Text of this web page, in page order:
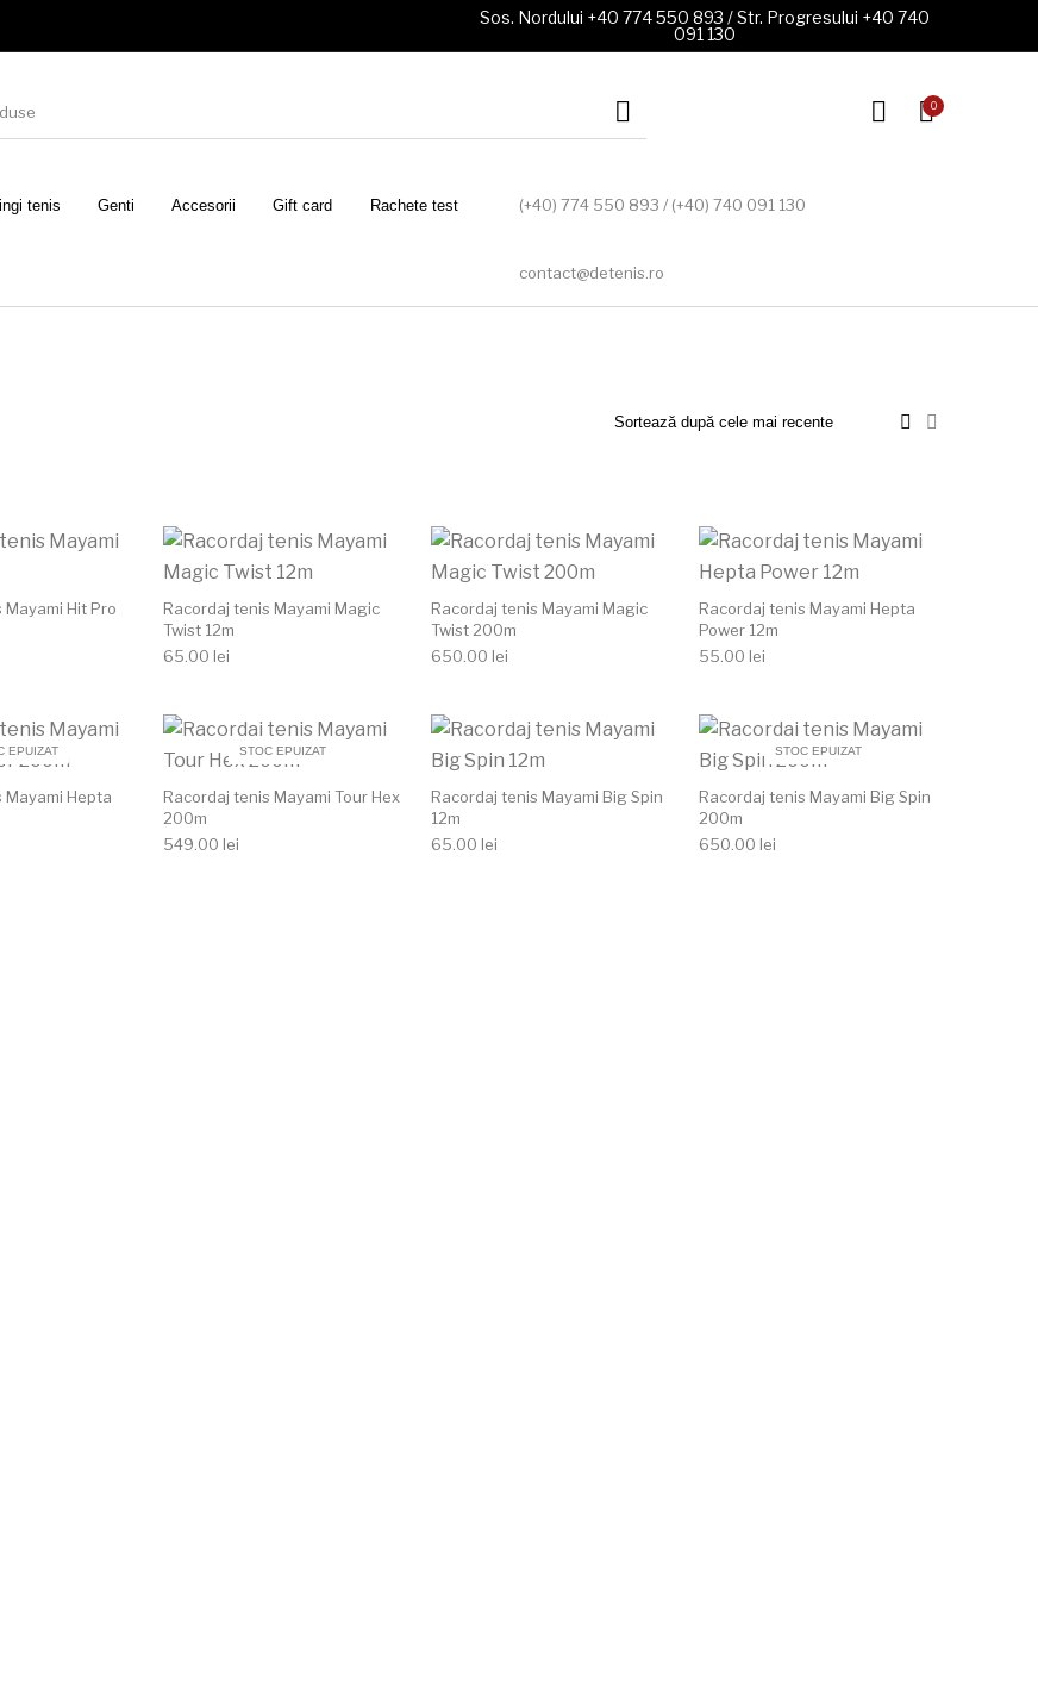
Sos. Nordului +40 774 550 893 / Str. Progresului +40 740
091 130
0
tenis Genti Accesorii Gift card Rachete test (+40) 774 550 893 / (+40) 740 091 130
contact@detenis.ro
Hit Pro
Racordaj tenis Mayami Magic
Twist 12m
65.00 lei
Racordaj tenis Mayami Magic
Twist 200m
650.00 lei
Racordaj tenis Mayami Hepta
Power 12m
55.00 lei
EPUIZAT
Mayami Hepta
STOC EPUIZAT
Racordaj tenis Mayami Tour Hex
200m
549.00 lei
Racordaj tenis Mayami Big Spin
12m
65.00 lei
STOC EPUIZAT
Racordaj tenis Mayami Big Spin
200m
650.00 lei